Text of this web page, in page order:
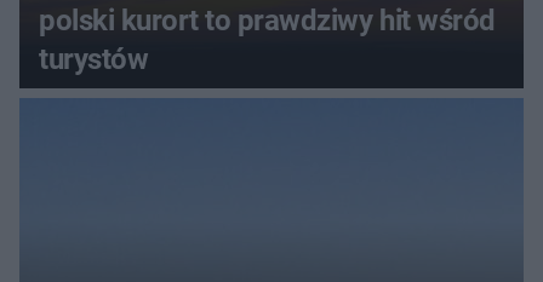
polski kurort to prawdziwy hit wśród
turystów